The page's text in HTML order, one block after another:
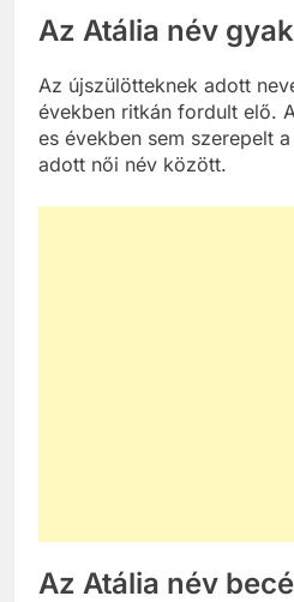
Az Atália név
Az újszülötteknek adott
években ritkán fordult elő.
es években sem szerepelt
adott női név között.
Az Atália név